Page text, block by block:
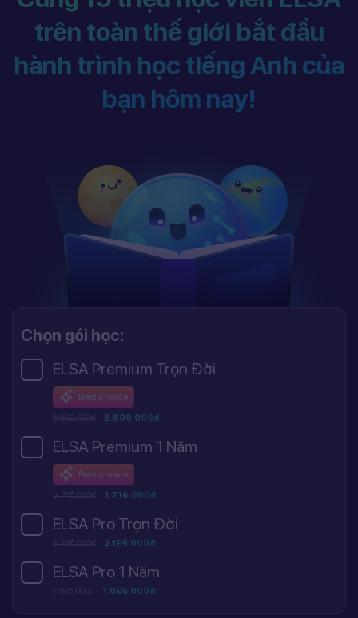
trên toàn thế giới bắt đầu
hành trình học tiếng Anh của
bạn hôm nay!
Chọn gói học:
ELSA Premium Trọn Đời
Best choice
8.800.000đ 8.800.000đ
ELSA Premium 1 Năm
Best choice
2.745.000đ 1.716.000đ
ELSA Pro Trọn Đời
3.395.000đ 2.195.000đ
ELSA Pro 1 Năm
1.595.000đ 1.095.000đ